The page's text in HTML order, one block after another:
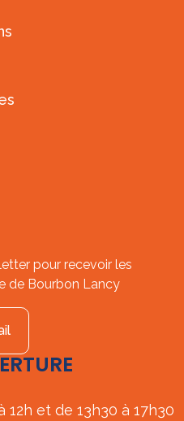
pour recevoir les
de Bourbon Lancy
et de 13h30 à 17h30